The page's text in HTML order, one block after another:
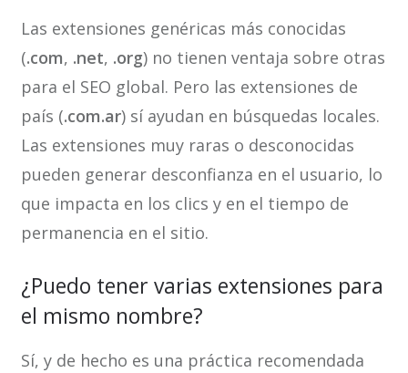
Las extensiones genéricas más conocidas
(.com, .net, .org) no tienen ventaja sobre otras
para el SEO global. Pero las extensiones de
país (.com.ar) sí ayudan en búsquedas locales.
Las extensiones muy raras o desconocidas
pueden generar desconfianza en el usuario, lo
que impacta en los clics y en el tiempo de
permanencia en el sitio.
¿Puedo tener varias extensiones para
el mismo nombre?
Sí, y de hecho es una práctica recomendada